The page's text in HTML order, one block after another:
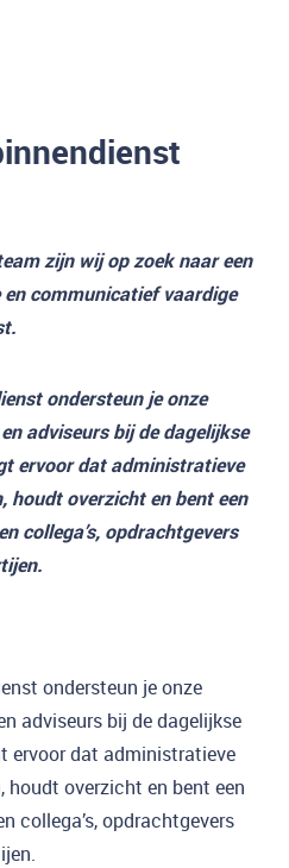
zijn wij op zoek naar een
communicatief vaardige
ondersteun je onze
adviseurs bij de dagelijkse
ervoor dat administratieve
houdt overzicht en bent een
collega’s, opdrachtgevers
ondersteun je onze
adviseurs bij de dagelijkse
ervoor dat administratieve
houdt overzicht en bent een
collega’s, opdrachtgevers